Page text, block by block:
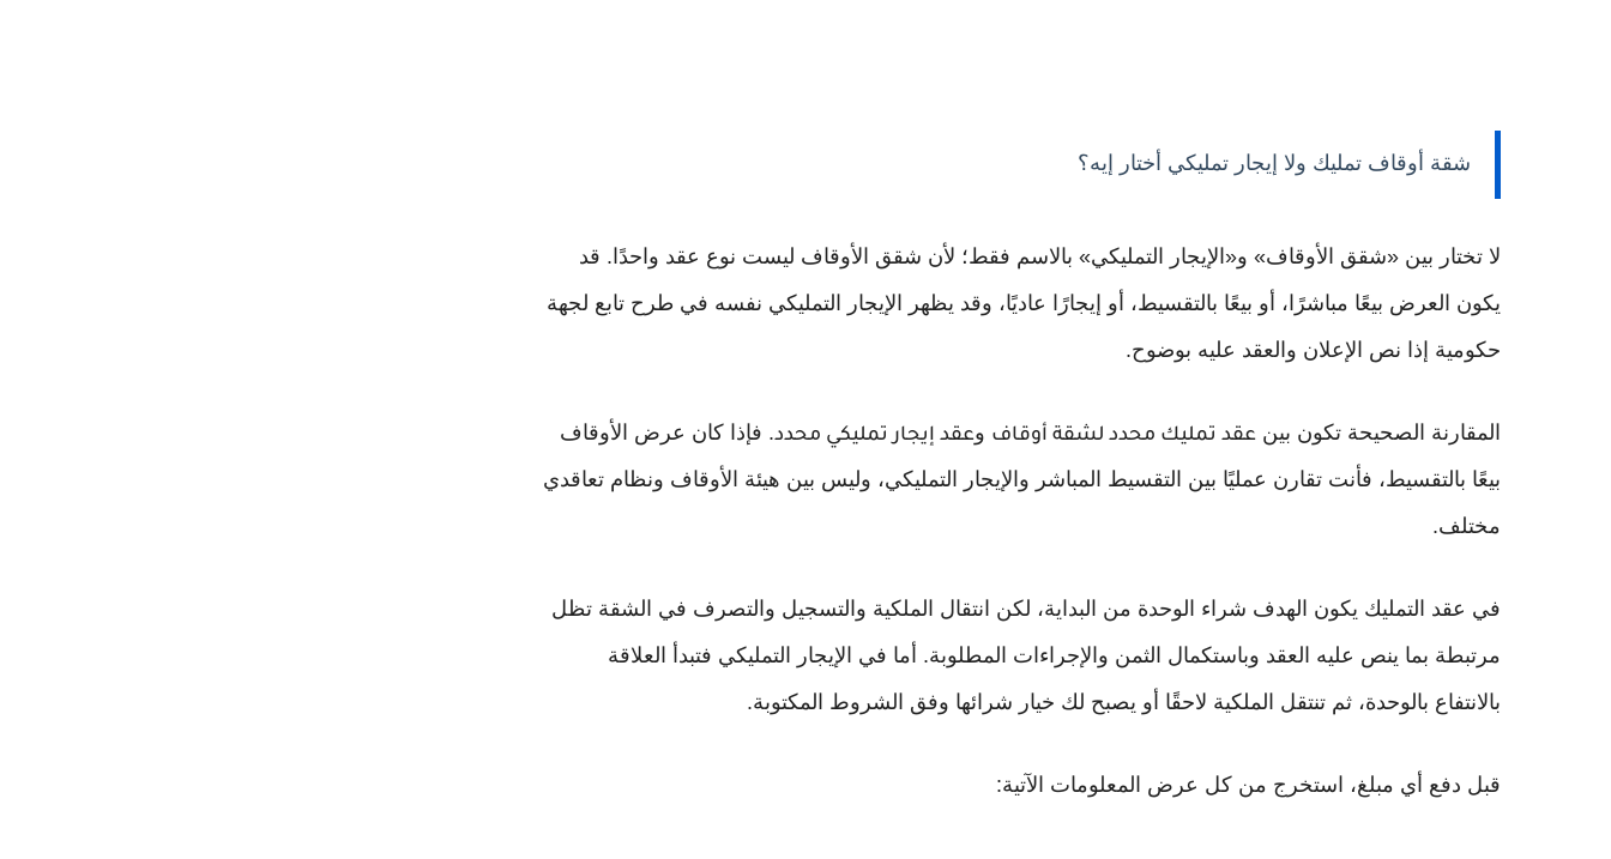
شقة أوقاف تمليك ولا إيجار تمليكي أختار إيه؟
لا تختار بين «شقق الأوقاف» و«الإيجار التمليكي» بالاسم فقط؛ لأن شقق الأوقاف ليست نوع عقد واحدًا. قد
يكون العرض بيعًا مباشرًا، أو بيعًا بالتقسيط، أو إيجارًا عاديًا، وقد يظهر الإيجار التمليكي نفسه في طرح تابع لجهة
حكومية إذا نص الإعلان والعقد عليه بوضوح.
المقارنة الصحيحة تكون بين عقد تمليك محدد لشقة أوقاف وعقد إيجار تمليكي محدد. فإذا كان عرض الأوقاف
بيعًا بالتقسيط، فأنت تقارن عمليًا بين التقسيط المباشر والإيجار التمليكي، وليس بين هيئة الأوقاف ونظام تعاقدي
مختلف.
في عقد التمليك يكون الهدف شراء الوحدة من البداية، لكن انتقال الملكية والتسجيل والتصرف في الشقة تظل
مرتبطة بما ينص عليه العقد وباستكمال الثمن والإجراءات المطلوبة. أما في الإيجار التمليكي فتبدأ العلاقة
بالانتفاع بالوحدة، ثم تنتقل الملكية لاحقًا أو يصبح لك خيار شرائها وفق الشروط المكتوبة.
قبل دفع أي مبلغ، استخرج من كل عرض المعلومات الآتية: